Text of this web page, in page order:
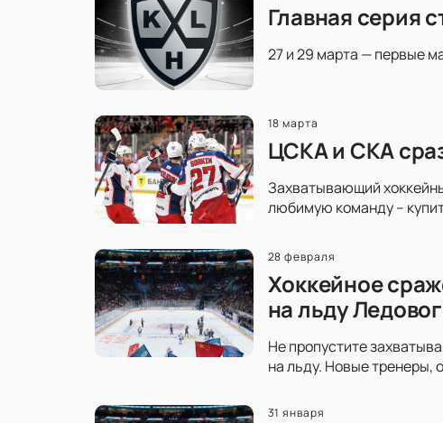
Главная серия
27 и 29 марта — первые
18 марта
ЦСКА и СКА
Захватывающий
любимую команду –
28 февраля
Хоккейное
на льду
Не пропустите
на льду. Новые тренеры,
31 января